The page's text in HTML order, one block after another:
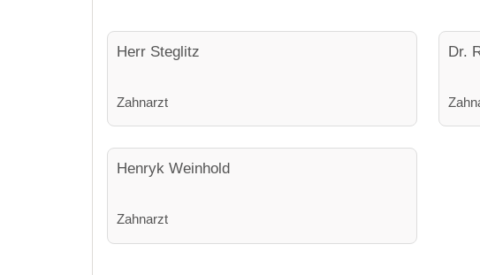
Herr Steglitz
Zahnarzt
Dr.
Henryk Weinhold
Zahnarzt